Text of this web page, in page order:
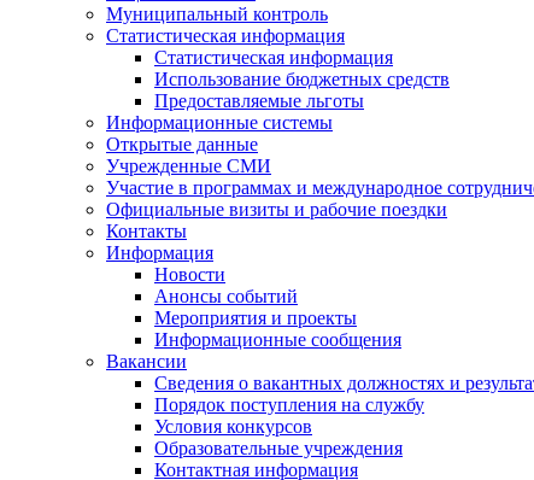
Муниципальный контроль
Статистическая информация
Статистическая информация
Использование бюджетных средств
Предоставляемые льготы
Информационные системы
Открытые данные
Учрежденные СМИ
Участие в программах и международное
Официальные визиты и рабочие поездки
Контакты
Информация
Новости
Анонсы событий
Мероприятия и проекты
Информационные сообщения
Вакансии
Сведения о вакантных должностях и
Порядок поступления на службу
Условия конкурсов
Образовательные учреждения
Контактная информация